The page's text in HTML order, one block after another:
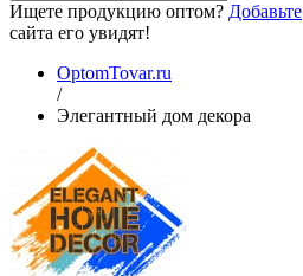
Ищете продукцию оптом? Добавьте
сайта его увидят!
OptomTovar.ru
/
Элегантный дом декора